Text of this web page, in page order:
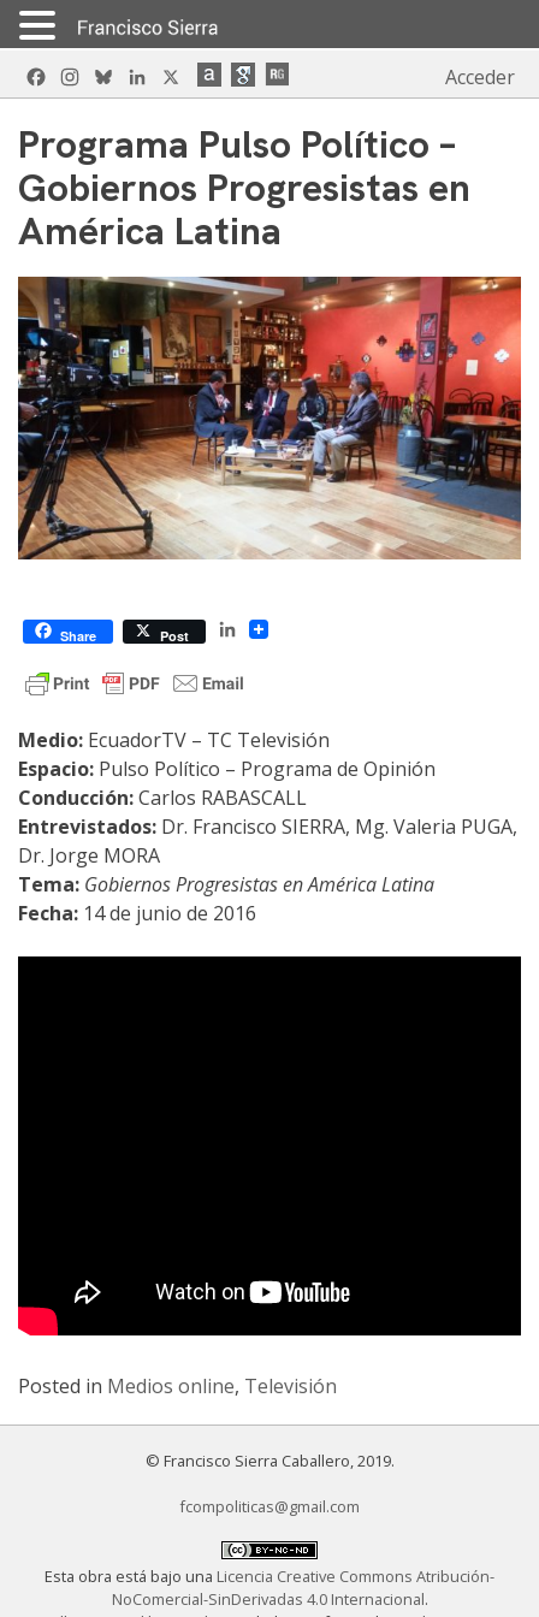
Skip
to
FacebookInstagram
BlueskyLinkedIn Acceder
Programa Pulso Político –
Gobiernos Progresistas en
América Latina
Share Post LinkedIn
Medio: EcuadorTV – TC Televisión
Espacio: Pulso Político – Programa de Opinión
Conducción:Carlos RABASCALL
Entrevistados: Dr. Francisco SIERRA, Mg. Valeria PUGA,
Dr. Jorge MORA
Tema: Gobiernos Progresistas en América Latina
Fecha: 14 de junio de 2016
Posted in Medios online, Televisión
© Francisco Sierra Caballero, 2019.
fcompoliticas@gmail.com
Esta obra está bajo una Licencia Creative Commons Atribución-
NoComercial-SinDerivadas 4.0 Internacional.